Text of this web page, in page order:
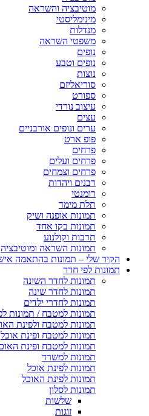
מוטיבציה והשראה
מינימליסטי
מנדלות
משפטי השראה
נופים
נופים וטבע
נוצות
סוריאליזם
ספורט
עיצוב נורדי
עצים
ערים ונופים אורבניים
פופ ארט
פרחים
פרחים ועלים
פרחים וצמחים
רבנים ויהדות
רומנטי
תלת מימד
תמונות אופנה ושיק
תמונות בקו אחד
תרבות וקולנוע
תמונות השראה ומוטיבציה
הקיר שלי – תמונות בהתאמה
תמונות לפי חדר
תמונות לחדר השינה
תמונות לחדר שינה
תמונות לחדרי ילדים
תמונות למטבח / תמונות
תמונות למטבח ולפינת
תמונות למטבח ופינת אוכל
תמונות למטבח ופינת
תמונות למשרד
תמונות לפינת אוכל
תמונות לפינת האוכל
תמונות לסלון
שלשות
זוגות